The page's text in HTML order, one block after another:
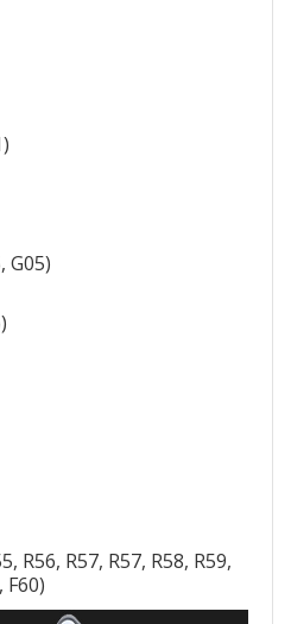
G05)
R56, R57, R57, R58, R59,
F60)